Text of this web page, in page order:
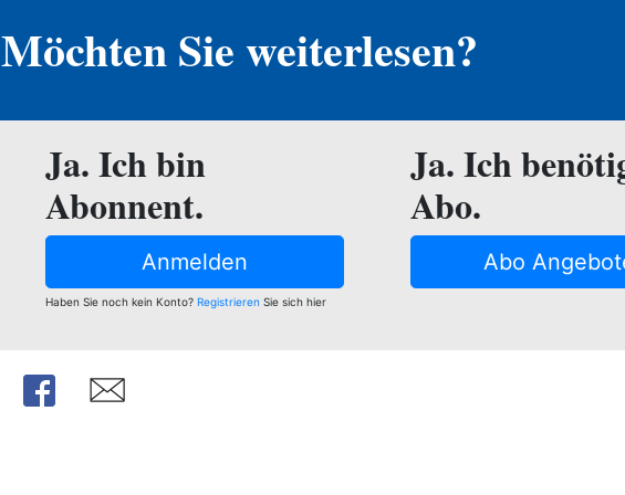
Möchten Sie weiterlesen?
Ja. Ich bin
Abonnent.
Anmelden
Haben Sie noch kein Konto?Registrieren Sie sich hier
Ja. Ich
Abo.
Abo
Share Share